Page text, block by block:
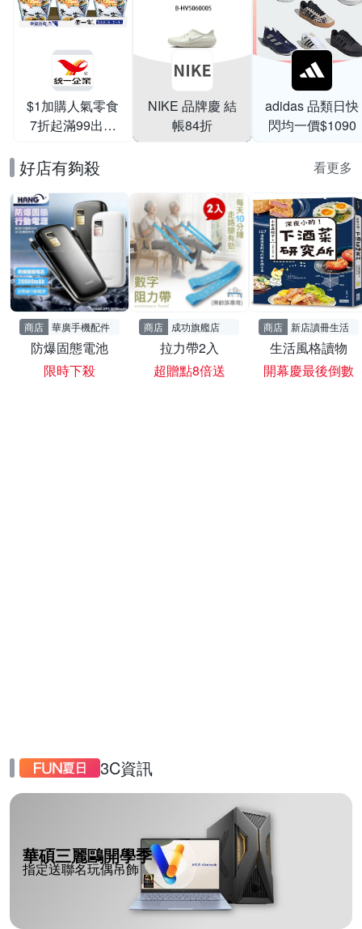
$1加購人氣零食
7折起滿99出貨
NIKE 品牌慶 結
帳84折
adidas 品類日快
閃均一價$1090
好店有夠殺 看更多
商店 華廣手機配件
防爆固態電池
限時下殺
商店 成功旗艦店
拉力帶2入
超贈點8倍送
商店 新店讀冊生活
生活風格讀物
開幕慶最後倒數
3C資訊
華碩三麗鷗開學季
指定送聯名玩偶吊飾